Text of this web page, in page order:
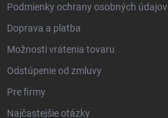
Podmienky ochrany osobných údajov
Doprava a platba
Možnosti vrátenia tovaru
Odstúpenie od zmluvy
Pre firmy
Najčastejšie otázky